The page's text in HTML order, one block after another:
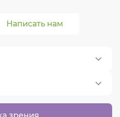
зрения
Написать нам